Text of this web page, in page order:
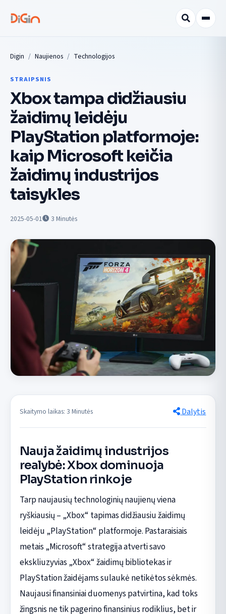
Digin Naujienos Technologijos
STRAIPSNIS
Xbox tampa didžiausiu
žaidimų leidėju
PlayStation platformoje:
kaip Microsoft keičia
žaidimų industrijos
taisykles
2025-05-01 3 Minutės
Skaitymo laikas: 3 Minutės Dalytis
Nauja žaidimų industrijos
realybė: Xbox dominuoja
PlayStation rinkoje
Tarp naujausių technologinių naujienų viena
ryškiausių – „Xbox“ tapimas didžiausiu žaidimų
leidėju „PlayStation“ platformoje. Pastaraisiais
metais „Microsoft“ strategija atverti savo
ekskliuzyvias „Xbox“ žaidimų bibliotekas ir
PlayStation žaidėjams sulaukė netikėtos sėkmės.
Naujausi finansiniai duomenys patvirtina, kad toks
žingsnis ne tik pagerino finansinius rodiklius, bet ir